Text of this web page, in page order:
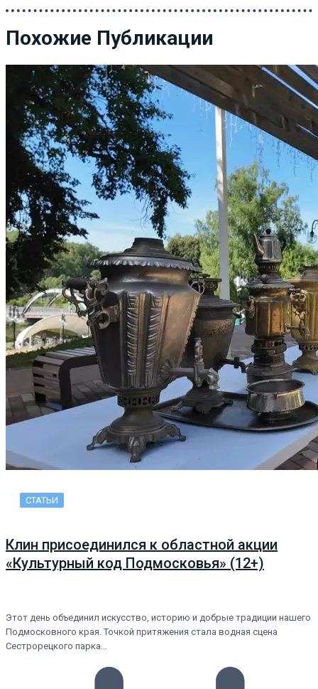
Похожие Публикации
СТАТЬИ
Клин присоединился к областной акции
«Культурный код Подмосковья» (12+)
Этот день объединил искусство, историю и добрые традиции нашего
Подмосковного края. Точкой притяжения стала водная сцена
Сестрорецкого парка…